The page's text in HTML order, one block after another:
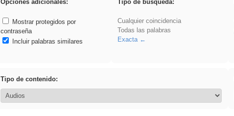
Opciones adicionales:
Mostrar protegidos por
contraseña
Incluir palabras similares
Tipo de búsqueda:
Cualquier coincidencia
Todas las palabras
Exacta
Tipo de contenido: